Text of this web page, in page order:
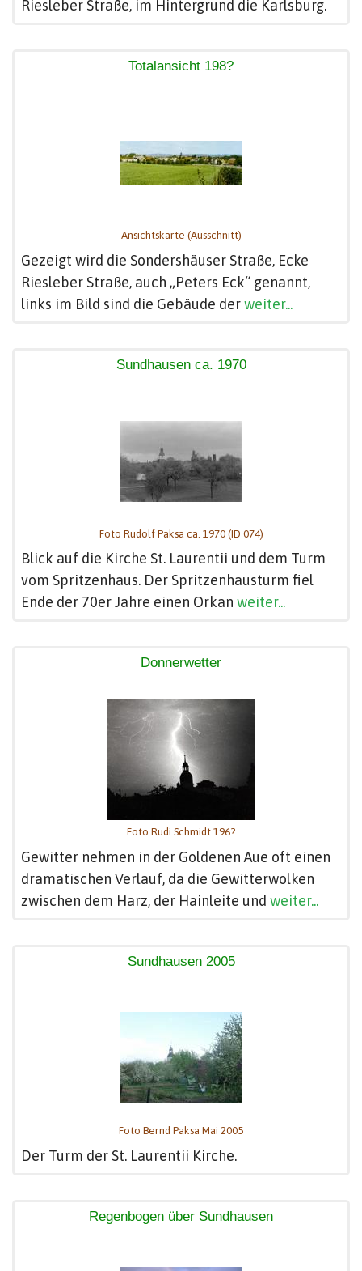
Riesleber Straße, im Hintergrund die Karlsburg.
Totalansicht 198?
Ansichtskarte (Ausschnitt)
Gezeigt wird die Sondershäuser Straße, Ecke
Riesleber Straße, auch „Peters Eck“ genannt,
links im Bild sind die Gebäude derweiter...
Sundhausen ca. 1970
Foto Rudolf Paksa ca. 1970 (ID 074)
Blick auf die Kirche St. Laurentii und dem Turm
vom Spritzenhaus. Der Spritzenhausturm fiel
Ende der 70er Jahre einen Orkan weiter...
Donnerwetter
Foto Rudi Schmidt 196?
Gewitter nehmen in der Goldenen Aue oft einen
dramatischen Verlauf, da die Gewitterwolken
zwischen dem Harz, der Hainleite und weiter...
Sundhausen 2005
Foto Bernd Paksa Mai 2005
Der Turm der St. Laurentii Kirche.
Regenbogen über Sundhausen